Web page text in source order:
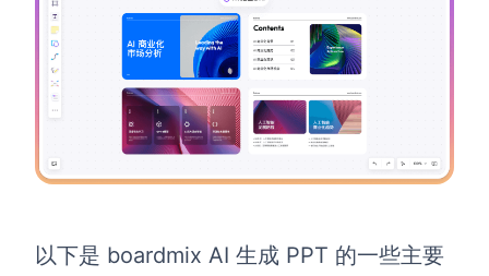
查看所有场景
以下是 boardmix AI 生成 PPT 的一些主要